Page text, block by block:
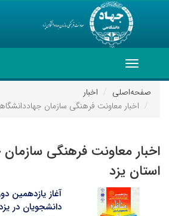
Toggle
navigation
صفحه‌اصلی
اخبار
اخبار معاونت فرهنگی سازمان
اخبار معاونت فرهنگی
استان یزد
آغاز یازدهمین
دانشجویان در